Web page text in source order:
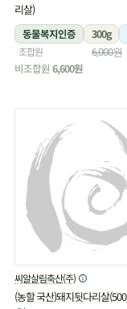
리살)
동물복지인증
300g
조합원 6,000원
비조합원 6,600원
씨알살림축산(주)
(농할 국산)돼지뒷다리살